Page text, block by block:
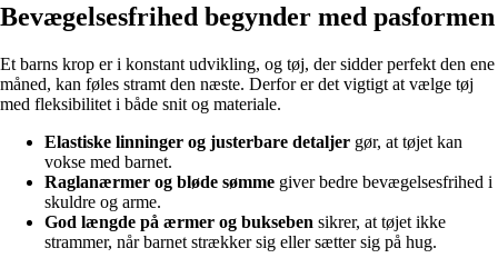
Bevægelsesfrihed begynder med pasformen
Et barns krop er i konstant udvikling, og tøj, der sidder perfekt den ene
måned, kan føles stramt den næste. Derfor er det vigtigt at vælge tøj
med fleksibilitet i både snit og materiale.
Elastiske linninger og justerbare detaljer gør, at tøjet kan
vokse med barnet.
Raglanærmer og bløde sømme giver bedre bevægelsesfrihed i
skuldre og arme.
God længde på ærmer og bukseben sikrer, at tøjet ikke
strammer, når barnet strækker sig eller sætter sig på hug.